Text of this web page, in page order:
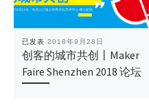
已发表 2018年9月28日
创客的城市共创丨Maker
Faire Shenzhen 2018 论坛